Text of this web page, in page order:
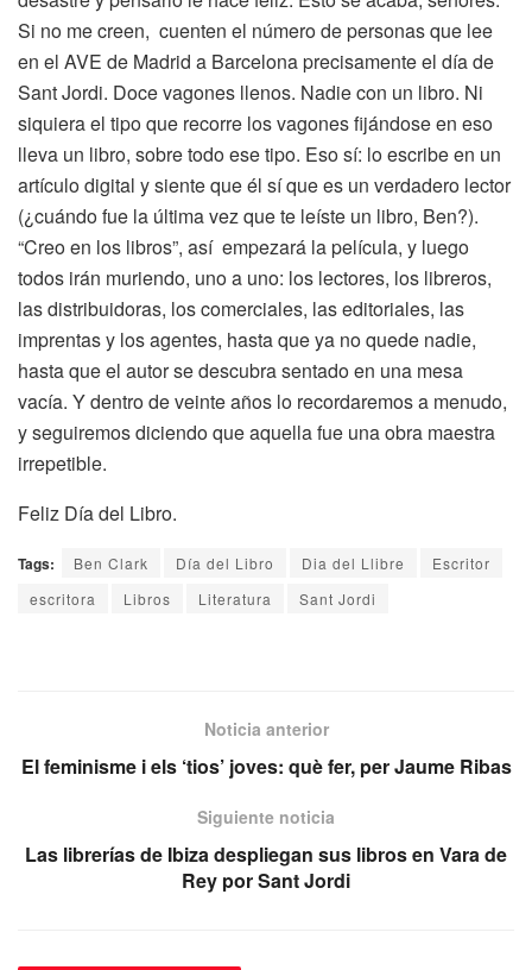
Si no me creen, cuenten el número de personas que lee
en el AVE de Madrid a Barcelona precisamente el día de
Sant Jordi. Doce vagones llenos. Nadie con un libro. Ni
siquiera el tipo que recorre los vagones fijándose en eso
lleva un libro, sobre todo ese tipo. Eso sí: lo escribe en un
artículo digital y siente que él sí que es un verdadero lector
(¿cuándo fue la última vez que te leíste un libro, Ben?).
“Creo en los libros”, así empezará la película, y luego
todos irán muriendo, uno a uno: los lectores, los libreros,
las distribuidoras, los comerciales, las editoriales, las
imprentas y los agentes, hasta que ya no quede nadie,
hasta que el autor se descubra sentado en una mesa
vacía. Y dentro de veinte años lo recordaremos a menudo,
y seguiremos diciendo que aquella fue una obra maestra
irrepetible.
Feliz Día del Libro.
Tags: Ben Clark Día del Libro Dia del Llibre
Escritor
escritora
Libros Literatura Sant Jordi
Noticia anterior
El feminisme i els ‘tios’ joves: què fer, per Jaume Ribas
Siguiente noticia
Las librerías de Ibiza despliegan sus libros en Vara de
Rey por Sant Jordi